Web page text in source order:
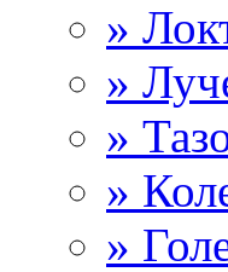
»
»
»
»
»